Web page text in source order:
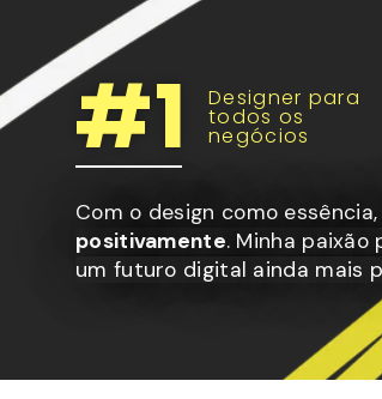
#1 Designer para
todos os
negócios
Com o design como essência,
positivamente. Minha
um futuro digital ainda mais